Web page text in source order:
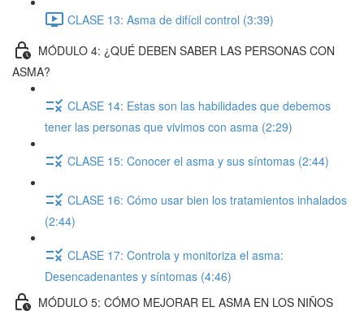
CLASE 13: Asma de difícil control (3:39)
MÓDULO 4: ¿QUÉ DEBEN SABER LAS PERSONAS CON
ASMA?
CLASE 14: Estas son las habilidades que debemos
tener las personas que vivimos con asma (2:29)
CLASE 15: Conocer el asma y sus síntomas (2:44)
CLASE 16: Cómo usar bien los tratamientos inhalados
(2:44)
CLASE 17: Controla y monitoriza el asma:
Desencadenantes y síntomas (4:46)
MÓDULO 5: CÓMO MEJORAR EL ASMA EN LOS NIÑOS